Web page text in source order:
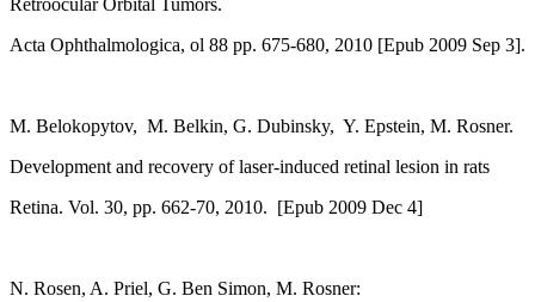
Acta Ophthalmologica, ol 88 pp. 675-680, 2010 [Epub 2009 Sep 3].
M. Belokopytov, M. Belkin, G. Dubinsky, Y. Epstein, M. Rosner.
Development and recovery of laser-induced retinal lesion in rats
Retina. Vol. 30, pp. 662-70, 2010. [Epub 2009 Dec 4]
N. Rosen, A. Priel, G. Ben Simon, M. Rosner: